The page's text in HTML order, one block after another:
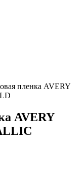
пленка AVERY
AVERY